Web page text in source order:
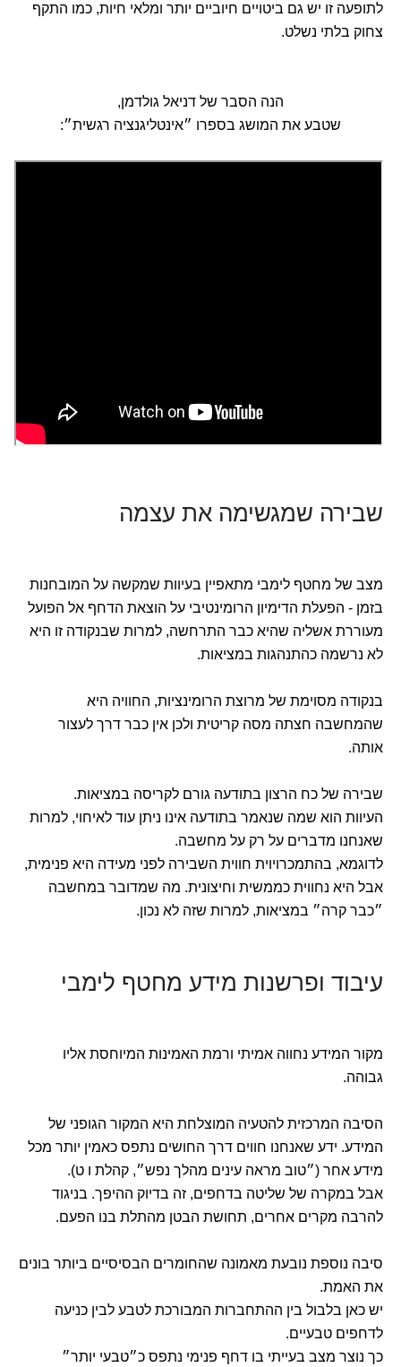
לתופעה זו יש גם ביטויים חיוביים יותר ומלאי חיות, כמו התקף
צחוק בלתי נשלט.
הנה הסבר של דניאל גולדמן,
שטבע את המושג בספרו ״אינטליגנציה רגשית״:
שבירה שמגשימה את עצמה
מצב של מחטף לימבי מתאפיין בעיוות שמקשה על המובחנות
בזמן - הפעלת הדימיון הרומינטיבי על הוצאת הדחף אל הפועל
מעוררת אשליה שהיא כבר התרחשה, למרות שבנקודה זו היא
לא נרשמה כהתנהגות במציאות.
בנקודה מסוימת של מרוצת הרומינציות, החוויה היא
שהמחשבה חצתה מסה קריטית ולכן אין כבר דרך לעצור
אותה.
שבירה של כח הרצון בתודעה גורם לקריסה במציאות.
העיוות הוא שמה שנאמר בתודעה אינו ניתן עוד לאיחוי, למרות
שאנחנו מדברים על רק על מחשבה.
לדוגמא, בהתמכרויוית חווית השבירה לפני מעידה היא פנימית,
אבל היא נחווית כממשית וחיצונית. מה שמדובר במחשבה
״כבר קרה״ במציאות, למרות שזה לא נכון.
עיבוד ופרשנות מידע מחטף לימבי
מקור המידע נחווה אמיתי ורמת האמינות המיוחסת אליו
גבוהה.
הסיבה המרכזית להטעיה המוצלחת היא המקור הגופני של
המידע. ידע שאנחנו חווים דרך החושים נתפס כאמין יותר מכל
מידע אחר (״טוב מראה עינים מהלך נפש״, קהלת ו ט).
אבל במקרה של שליטה בדחפים, זה בדיוק ההיפך. בניגוד
להרבה מקרים אחרים, תחושת הבטן מהתלת בנו הפעם.
סיבה נוספת נובעת מאמונה שהחומרים הבסיסיים ביותר בונים
את האמת.
יש כאן בלבול בין ההתחברות המבורכת לטבע לבין כניעה
לדחפים טבעיים.
כך נוצר מצב בעייתי בו דחף פנימי נתפס כ״טבעי יותר״